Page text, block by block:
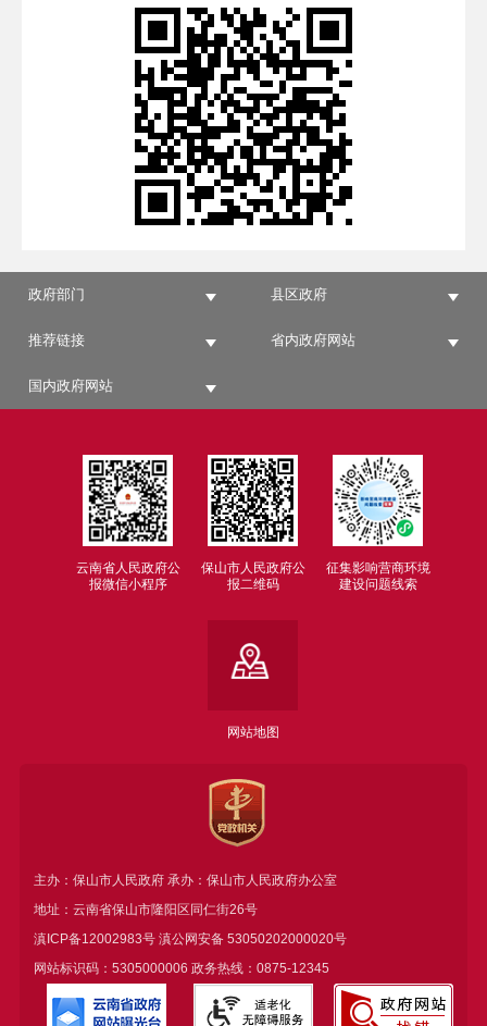
政府部门 县区政府
推荐链接 省内政府网站
国内政府网站
云南省人民政府公
报微信小程序
保山市人民政府公
报二维码
征集影响营商环境
建设问题线索
网站地图
主办：保山市人民政府 承办：保山市人民政府办公室
地址：云南省保山市隆阳区同仁街26号
滇ICP备12002983号滇公网安备 53050202000020号
网站标识码：5305000006 政务热线：0875-12345